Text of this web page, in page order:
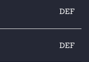
DEF
DEF